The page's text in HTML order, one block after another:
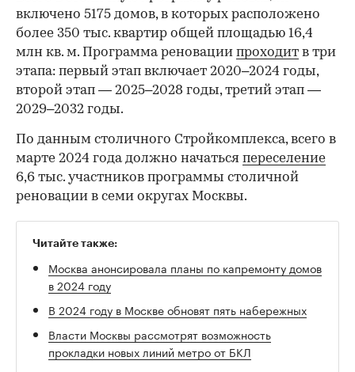
включено 5175 домов, в которых расположено
более 350 тыс. квартир общей площадью 16,4
млн кв. м. Программа реновации проходит в три
этапа: первый этап включает 2020–2024 годы,
второй этап — 2025–2028 годы, третий этап —
2029–2032 годы.
По данным столичного Стройкомплекса, всего в
марте 2024 года должно начаться переселение
6,6 тыс. участников программы столичной
реновации в семи округах Москвы.
Читайте также:
Москва анонсировала планы по капремонту домов
в 2024 году
В 2024 году в Москве обновят пять набережных
Власти Москвы рассмотрят возможность
прокладки новых линий метро от БКЛ